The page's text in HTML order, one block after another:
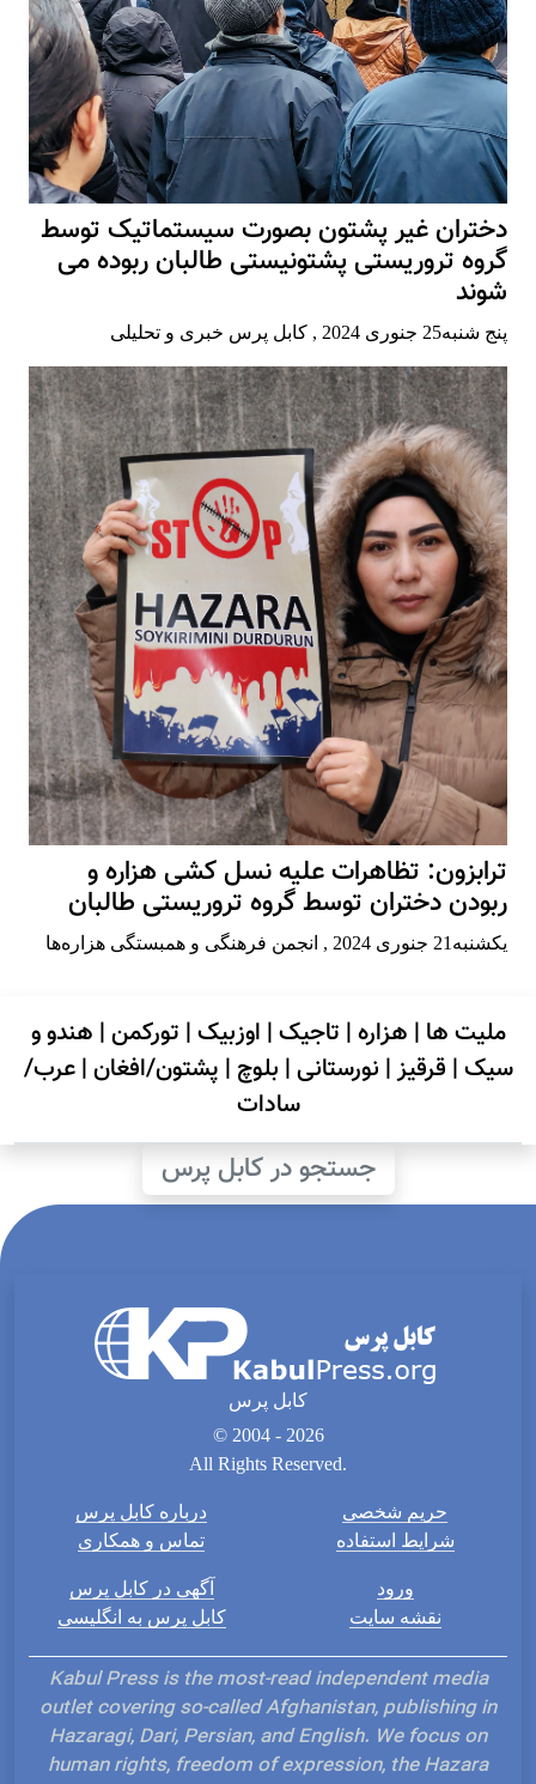
دختران غیر پشتون بصورت سیستماتیک توسط
گروه تروریستی پشتونیستی طالبان ربوده می
شوند
پنج شنبه25 جنوری 2024 , کابل پرس خبری و تحلیلی
ترابزون: تظاهرات علیه نسل کشی هزاره و
ربودن دختران توسط گروه تروریستی طالبان
يكشنبه21 جنوری 2024 , انجمن فرهنگی و همبستگی هزاره‌ها
ملیت ها | هزاره| تاجیک| اوزبیک| تورکمن| هندو و
سیک| قرقیز| نورستانی| بلوچ | پشتون/افغان|عرب/
سادات
جستجو در کابل پرس
کابل پرس
© 2004 - 2026
All Rights Reserved.
درباره کابل پرس
تماس و همکاری
حریم شخصی
شرایط استفاده
آگهی در کابل پرس
کابل پرس به انگلیسی
ورود
نقشه سایت
Kabul Press is the most-read independent media
outlet covering so-called Afghanistan, publishing in
Hazaragi, Dari, Persian, and English. We focus on
human rights, freedom of expression, the Hazara